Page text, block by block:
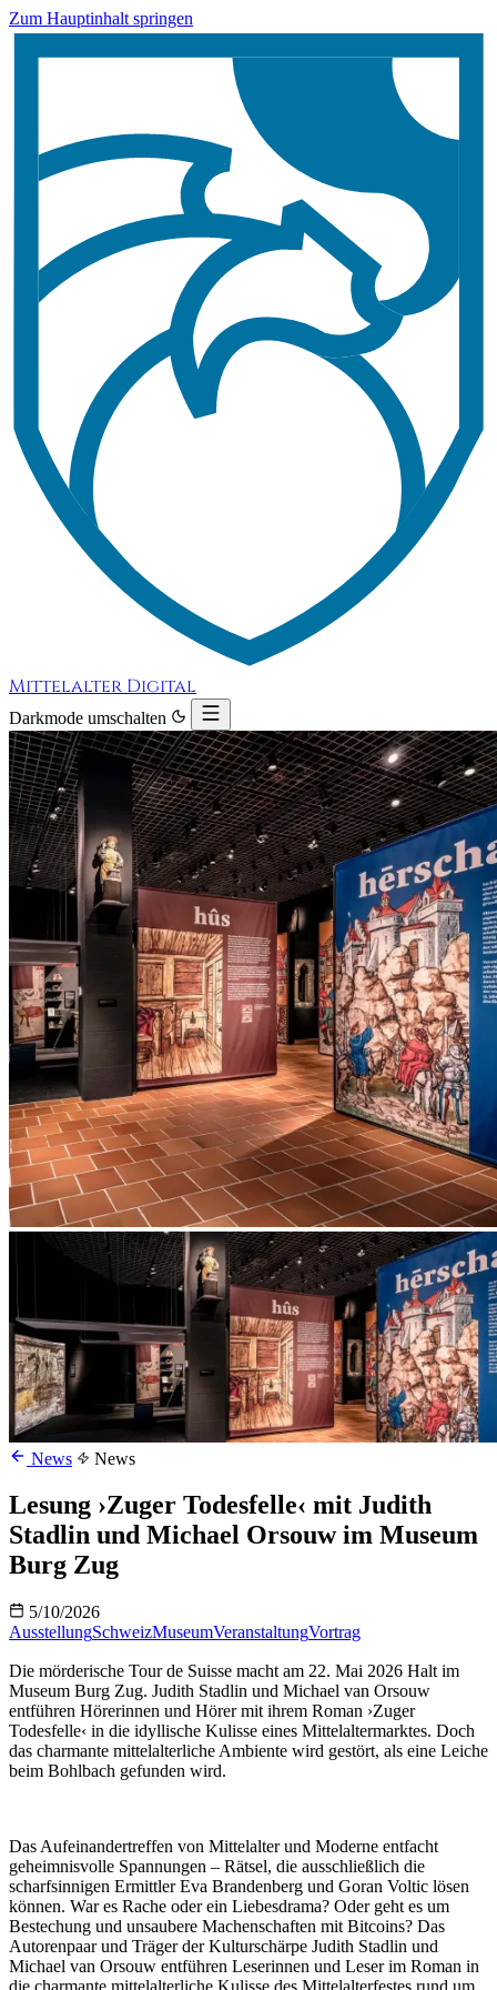
Zum Hauptinhalt springen
Mittelalter Digital
Darkmode umschalten
News News
Lesung ›Zuger Todesfelle‹ mit Judith
Stadlin und Michael Orsouw im Museum
Burg Zug
5/10/2026
AusstellungSchweizMuseumVeranstaltungVortrag
Die mörderische Tour de Suisse macht am 22. Mai 2026 Halt im
Museum Burg Zug. Judith Stadlin und Michael van Orsouw
entführen Hörerinnen und Hörer mit ihrem Roman ›Zuger
Todesfelle‹ in die idyllische Kulisse eines Mittelaltermarktes. Doch
das charmante mittelalterliche Ambiente wird gestört, als eine Leiche
beim Bohlbach gefunden wird.
Das Aufeinandertreffen von Mittelalter und Moderne entfacht
geheimnisvolle Spannungen – Rätsel, die ausschließlich die
scharfsinnigen Ermittler Eva Brandenberg und Goran Voltic lösen
können. War es Rache oder ein Liebesdrama? Oder geht es um
Bestechung und unsaubere Machenschaften mit Bitcoins? Das
Autorenpaar und Träger der Kulturschärpe Judith Stadlin und
Michael van Orsouw entführen Leserinnen und Leser im Roman in